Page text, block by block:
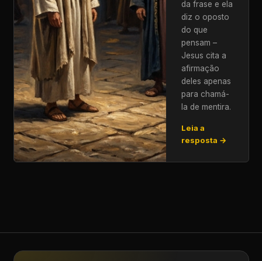
da frase e ela
diz o oposto
do que
pensam –
Jesus cita a
afirmação
deles apenas
para chamá-
la de mentira.
Leia a
resposta →